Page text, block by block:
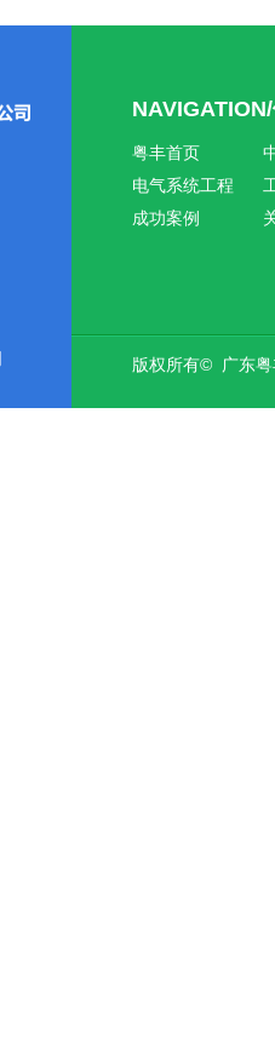
粤丰首页
电气系统工程
成功案例
版权所有© 广东